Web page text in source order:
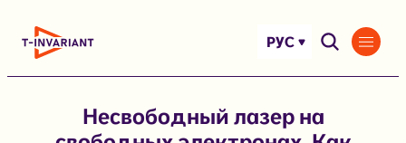
РУС
Несвободный лазер на